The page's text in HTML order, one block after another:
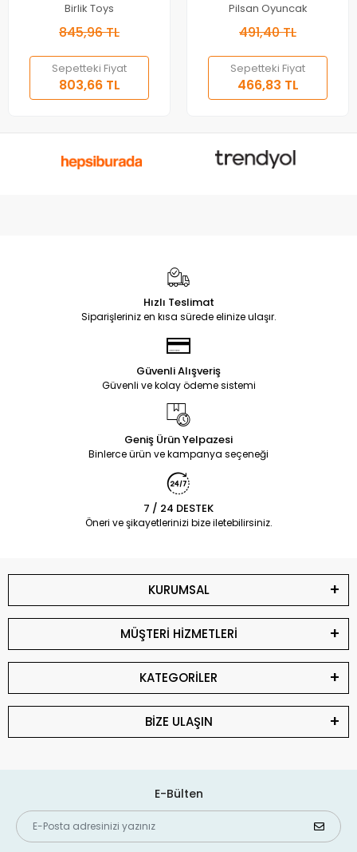
Birlik Toys
845,96 TL
Sepetteki Fiyat
803,66 TL
Pilsan Oyuncak
491,40 TL
Sepetteki Fiyat
466,83 TL
Hızlı Teslimat
Siparişleriniz en kısa sürede elinize ulaşır.
Güvenli Alışveriş
Güvenli ve kolay ödeme sistemi
Geniş Ürün Yelpazesi
Binlerce ürün ve kampanya seçeneği
7 / 24 DESTEK
Öneri ve şikayetlerinizi bize iletebilirsiniz.
KURUMSAL
MÜŞTERİ HİZMETLERİ
KATEGORİLER
BİZE ULAŞIN
E-Bülten